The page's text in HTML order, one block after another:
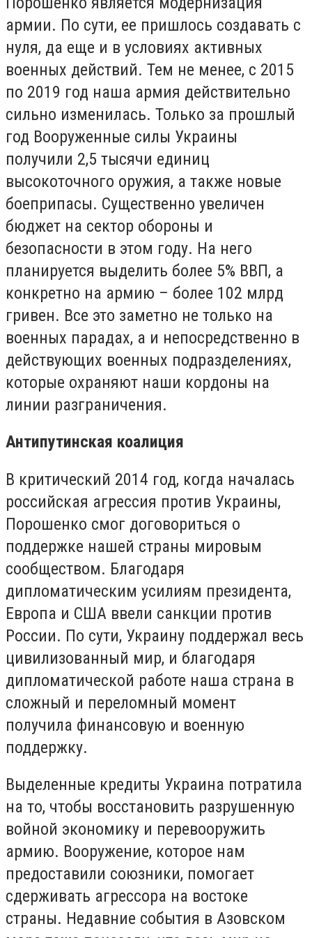
армии. По сути, ее пришлось создавать с
нуля, да еще и в условиях активных
военных действий. Тем не менее, с 2015
по 2019 год наша армия действительно
сильно изменилась. Только за прошлый
год Вооруженные силы Украины
получили 2,5 тысячи единиц
высокоточного оружия, а также новые
боеприпасы. Существенно увеличен
бюджет на сектор обороны и
безопасности в этом году. На него
планируется выделить более 5% ВВП, а
конкретно на армию – более 102 млрд
гривен. Все это заметно не только на
военных парадах, а и непосредственно в
действующих военных подразделениях,
которые охраняют наши кордоны на
линии разграничения.
Антипутинская коалиция
В критический 2014 год, когда началась
российская агрессия против Украины,
Порошенко смог договориться о
поддержке нашей страны мировым
сообществом. Благодаря
дипломатическим усилиям президента,
Европа и США ввели санкции против
России. По сути, Украину поддержал весь
цивилизованный мир, и благодаря
дипломатической работе наша страна в
сложный и переломный момент
получила финансовую и военную
поддержку.
Выделенные кредиты Украина потратила
на то, чтобы восстановить разрушенную
войной экономику и перевооружить
армию. Вооружение, которое нам
предоставили союзники, помогает
сдерживать агрессора на востоке
страны. Недавние события в Азовском